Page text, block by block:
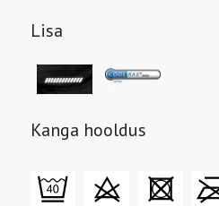
Lisa
Kanga hooldus